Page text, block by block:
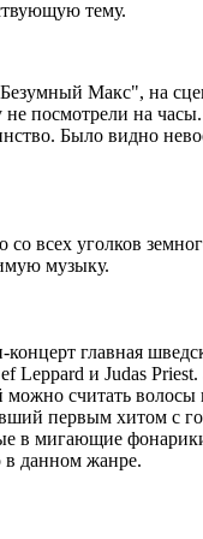
тему.
Макс", на
посмотрели на
Было видно
всех уголков
музыку.
главная
и Judas
можно считать
первым хитом с
мигающие
в данном жанре.